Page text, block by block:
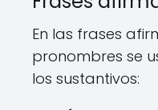
En las frases
pronombres se
los sustantivos: